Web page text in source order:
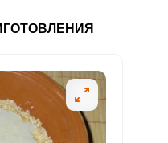
20.7